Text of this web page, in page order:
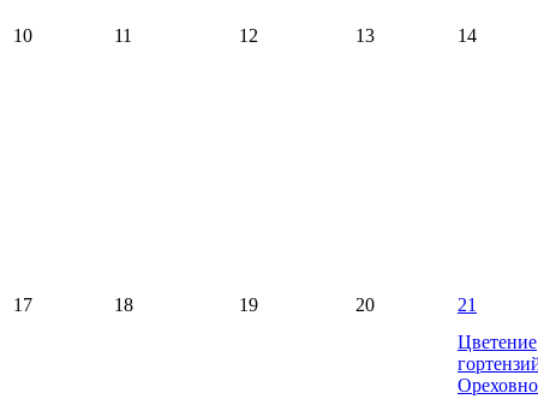
10 11 12 13 14
17 18 19 20
21
Цветение